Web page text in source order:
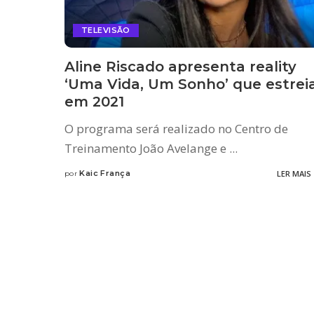
TELEVISÃO
Aline Riscado apresenta reality
‘Uma Vida, Um Sonho’ que
em 2021
O programa será realizado no Centro de
Treinamento João Avelange e ...
Posted
por Kaic França LER MAIS